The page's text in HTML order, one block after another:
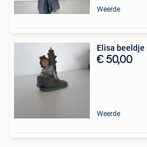
Weerde
Elisa beeldje
€ 50,00
Weerde